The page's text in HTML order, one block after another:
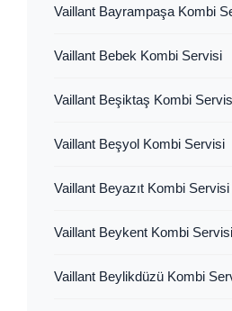
Vaillant Bayrampaşa Kombi
Vaillant Bebek Kombi Servisi
Vaillant Beşiktaş Kombi
Vaillant Beşyol Kombi Servisi
Vaillant Beyazıt Kombi Servisi
Vaillant Beykent Kombi Servisi
Vaillant Beylikdüzü Kombi